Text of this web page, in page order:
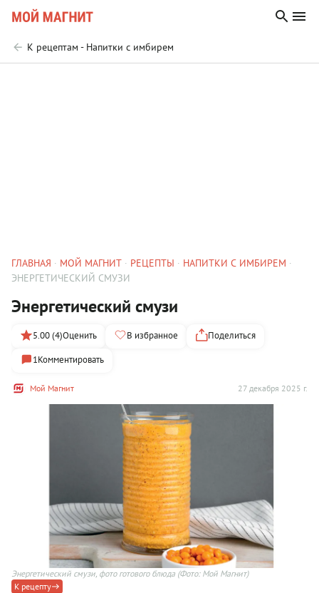
К рецептам - Напитки с имбирем
ГЛАВНАЯ МОЙ МАГНИТ РЕЦЕПТЫ
НАПИТКИ С ИМБИРЕМ
ЭНЕРГЕТИЧЕСКИЙ СМУЗИ
Энергетический смузи
Мой Магнит 27 декабря 2025 г.
5.00 (4)Оценить В избранное
Поделиться
1Комментировать
Энергетический смузи, фото готового блюда (Фото: Мой Магнит)
К рецепту